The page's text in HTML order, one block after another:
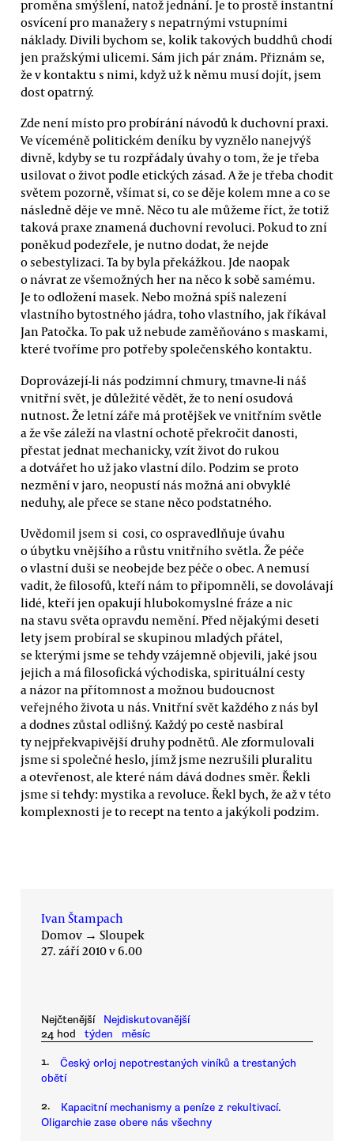
proměna smýšlení, natož jednání. Je to prostě instantní
osvícení pro manažery s nepatrnými vstupními
náklady. Divili bychom se, kolik takových buddhů chodí
jen pražskými ulicemi. Sám jich pár znám. Přiznám se,
že v kontaktu s nimi, když už k němu musí dojít, jsem
dost opatrný.
Zde není místo pro probírání návodů k duchovní praxi.
Ve víceméně politickém deníku by vyznělo nanejvýš
divně, kdyby se tu rozpřádaly úvahy o tom, že je třeba
usilovat o život podle etických zásad. A že je třeba chodit
světem pozorně, všímat si, co se děje kolem mne a co se
následně děje ve mně. Něco tu ale můžeme říct, že totiž
taková praxe znamená duchovní revoluci. Pokud to zní
poněkud podezřele, je nutno dodat, že nejde
o sebestylizaci. Ta by byla překážkou. Jde naopak
o návrat ze všemožných her na něco k sobě samému.
Je to odložení masek. Nebo možná spíš nalezení
vlastního bytostného jádra, toho vlastního, jak říkával
Jan Patočka. To pak už nebude zaměňováno s maskami,
které tvoříme pro potřeby společenského kontaktu.
Doprovázejí-li nás podzimní chmury, tmavne-li náš
vnitřní svět, je důležité vědět, že to není osudová
nutnost. Že letní záře má protějšek ve vnitřním světle
a že vše záleží na vlastní ochotě překročit danosti,
přestat jednat mechanicky, vzít život do rukou
a dotvářet ho už jako vlastní dílo. Podzim se proto
nezmění v jaro, neopustí nás možná ani obvyklé
neduhy, ale přece se stane něco podstatného.
Uvědomil jsem si cosi, co ospravedlňuje úvahu
o úbytku vnějšího a růstu vnitřního světla. Že péče
o vlastní duši se neobejde bez péče o obec. A nemusí
vadit, že filosofů, kteří nám to připomněli, se dovolávají
lidé, kteří jen opakují hlubokomyslné fráze a nic
na stavu světa opravdu nemění. Před nějakými deseti
lety jsem probíral se skupinou mladých přátel,
se kterými jsme se tehdy vzájemně objevili, jaké jsou
jejich a má filosofická východiska, spirituální cesty
a názor na přítomnost a možnou budoucnost
veřejného života u nás. Vnitřní svět každého z nás byl
a dodnes zůstal odlišný. Každý po cestě nasbíral
ty nejpřekvapivější druhy podnětů. Ale zformulovali
jsme si společné heslo, jímž jsme nezrušili pluralitu
a otevřenost, ale které nám dává dodnes směr. Řekli
jsme si tehdy: mystika a revoluce. Řekl bych, že až v této
komplexnosti je to recept na tento a jakýkoli podzim.
Ivan Štampach
Domov → Sloupek
27. září 2010 v 6.00
Nejčtenější
Nejdiskutovanější
24 hod
týden měsíc
1.
Český orloj nepotrestaných viníků a trestaných
obětí
2.
Kapacitní mechanismy a peníze z rekultivací.
Oligarchie zase obere nás všechny